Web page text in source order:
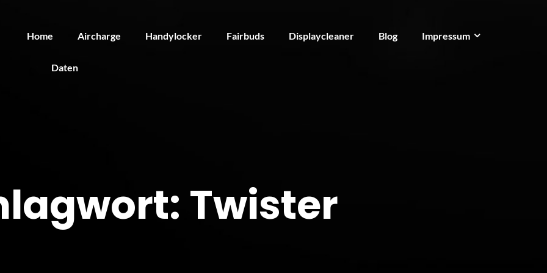
Home Aircharge Handylocker Fairbuds Displaycleaner Blog Impressum
Daten
Twister